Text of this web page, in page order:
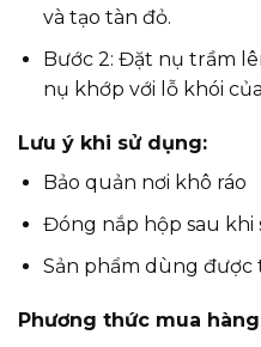
và tạo tàn đỏ.
Bước 2: Đặt nụ trầm
nụ khớp với lỗ khói
Lưu ý khi sử dụng:
Bảo quản nơi khô ráo
Đóng nắp hộp sau khi
Sản phẩm dùng
Phương thức mua